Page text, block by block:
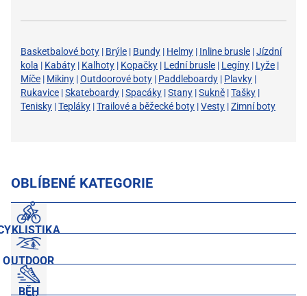
Basketbalové boty | Brýle | Bundy | Helmy | Inline brusle |Jízdní
kola | Kabáty | Kalhoty | Kopačky | Lední brusle | Legíny | Lyže |
Míče | Mikiny |Outdoorové boty | Paddleboardy | Plavky |
Rukavice |Skateboardy |Spacáky |Stany |Sukně |Tašky |
Tenisky |Tepláky |Trailové a běžecké boty |Vesty |Zimní boty
OBLÍBENÉ KATEGORIE
OUTDOOR
BĚH